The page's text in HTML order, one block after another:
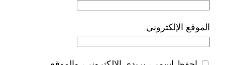
الموقع الإلكتروني